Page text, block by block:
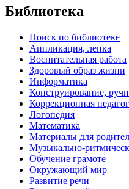
Библиотека
Поиск по библиотеке
Аппликация, лепка
Воспитательная работа
Здоровый образ жизни
Информатика
Конструирование,
Коррекционная
Логопедия
Математика
Материалы для
Музыкально-
Обучение грамоте
Окружающий мир
Развитие речи